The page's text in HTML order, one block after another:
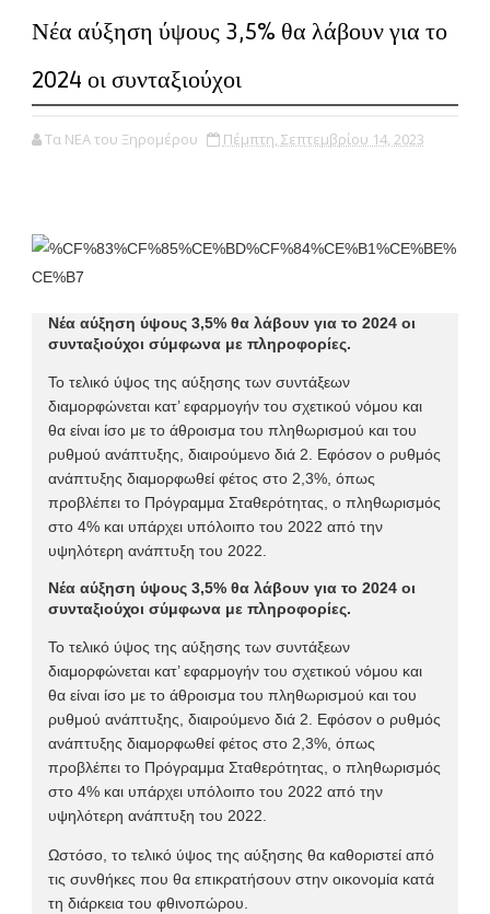
Νέα αύξηση ύψους 3,5% θα λάβουν για το
2024 οι συνταξιούχοι
Τα ΝΕΑ του Ξηρομέρου Πέμπτη, Σεπτεμβρίου 14, 2023
Νέα αύξηση ύψους 3,5% θα λάβουν για το 2024 οι
συνταξιούχοι σύμφωνα με πληροφορίες.
Το τελικό ύψος της αύξησης των συντάξεων
διαμορφώνεται κατ’ εφαρμογήν του σχετικού νόμου και
θα είναι ίσο με το άθροισμα του πληθωρισμού και του
ρυθμού ανάπτυξης, διαιρούμενο διά 2. Εφόσον ο ρυθμός
ανάπτυξης διαμορφωθεί φέτος στο 2,3%, όπως
προβλέπει το Πρόγραμμα Σταθερότητας, ο πληθωρισμός
στο 4% και υπάρχει υπόλοιπο του 2022 από την
υψηλότερη ανάπτυξη του 2022.
Νέα αύξηση ύψους 3,5% θα λάβουν για το 2024 οι
συνταξιούχοι σύμφωνα με πληροφορίες.
Το τελικό ύψος της αύξησης των συντάξεων
διαμορφώνεται κατ’ εφαρμογήν του σχετικού νόμου και
θα είναι ίσο με το άθροισμα του πληθωρισμού και του
ρυθμού ανάπτυξης, διαιρούμενο διά 2. Εφόσον ο ρυθμός
ανάπτυξης διαμορφωθεί φέτος στο 2,3%, όπως
προβλέπει το Πρόγραμμα Σταθερότητας, ο πληθωρισμός
στο 4% και υπάρχει υπόλοιπο του 2022 από την
υψηλότερη ανάπτυξη του 2022.
Ωστόσο, το τελικό ύψος της αύξησης θα καθοριστεί από
τις συνθήκες που θα επικρατήσουν στην οικονομία κατά
τη διάρκεια του φθινοπώρου.